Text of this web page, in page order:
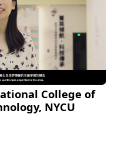
College of
NYCU